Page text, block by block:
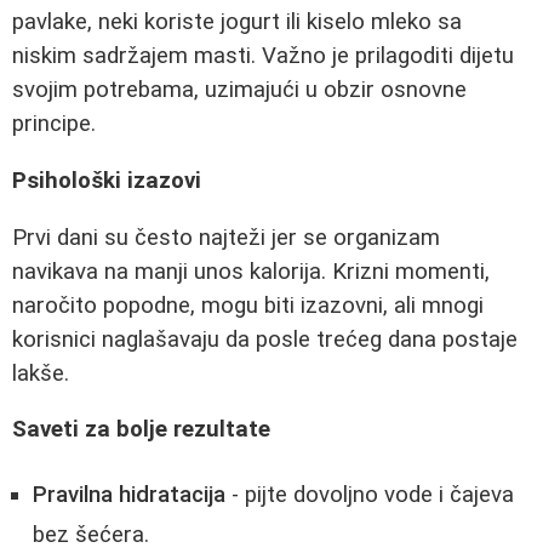
pavlake, neki koriste jogurt ili kiselo mleko sa
niskim sadržajem masti. Važno je prilagoditi dijetu
svojim potrebama, uzimajući u obzir osnovne
principe.
Psihološki izazovi
Prvi dani su često najteži jer se organizam
navikava na manji unos kalorija. Krizni momenti,
naročito popodne, mogu biti izazovni, ali mnogi
korisnici naglašavaju da posle trećeg dana postaje
lakše.
Saveti za bolje rezultate
Pravilna hidratacija - pijte dovoljno vode i čajeva
bez šećera.